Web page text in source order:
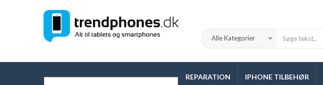
REPARATION IPHONE TILBEHØR